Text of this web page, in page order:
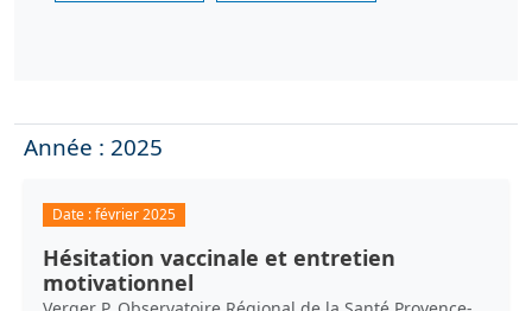
Année : 2025
Date :février 2025
Hésitation vaccinale et entretien
motivationnel